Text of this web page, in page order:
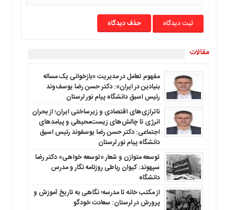
حذف دیدگاه
مقالات
مفهوم تعامل در مدیریت «بازخوانی یک مساله
بنیادین در ایران»: دکتر حسن رضا یوسف‌وند
رئیس اسبق دانشگاه پیام نور لرستان
ناترازی‌های اقتصادی و زیرساختی ایران؛ از بحران
انرژی تا چالش‌های زیست‌محیطی و پیامدهای
اجتماعی: دکتر حسن رضا یوسفوند رئیس اسبق
دانشگاه پیام نور لرستان
توسعه متوازن و شعار «توسعه خواهی» دکتر رضا
سپهوند: کیوان رباطی روزنامه نگار و مدرس
دانشگاه
از مکتب خانه تا مدرسه؛ نگاهی به تاریخ آموزش و
پرورش در لرستان: سعادت خودگو